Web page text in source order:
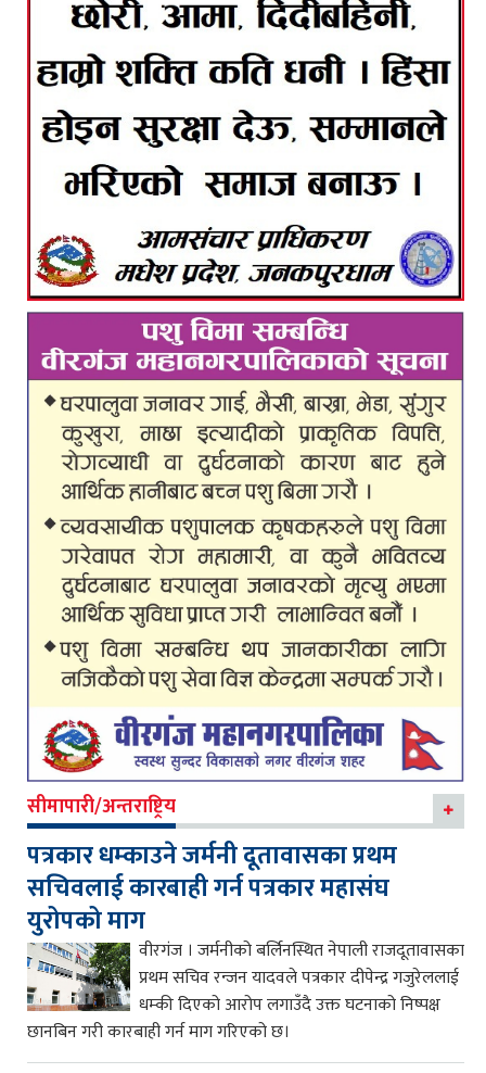
सीमापारी/अन्तराष्ट्रिय
पत्रकार धम्काउने जर्मनी दूतावासका प्रथम
सचिवलाई कारबाही गर्न पत्रकार महासंघ
युरोपको माग
वीरगंज । जर्मनीको बर्लिनस्थित नेपाली राजदूतावासका
प्रथम सचिव रन्जन यादवले पत्रकार दीपेन्द्र गजुरेललाई
धम्की दिएको आरोप लगाउँदै उक्त घटनाको निष्पक्ष
छानबिन गरी कारबाही गर्न माग गरिएको छ।